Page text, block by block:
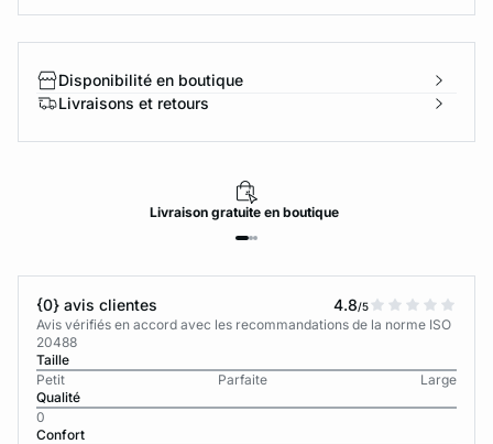
Disponibilité en boutique
Livraisons et retours
Livraisongratuiteen boutique
{0} avis clientes 4.8/5
Avis vérifiés en accord avec les recommandations de la norme ISO
20488
Taille
Petit
Parfaite
Large
Qualité
0
Confort